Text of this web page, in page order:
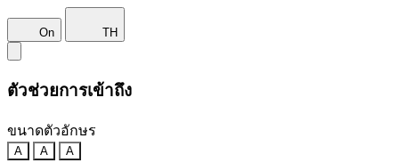
On TH
ตัวช่วยการเข้าถึง
ขนาดตัวอักษร
A A A